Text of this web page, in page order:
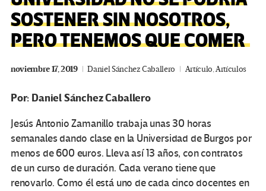
SOSTENER SIN NOSOTROS,
PERO TENEMOS QUE COMER
noviembre 17, 2019 Daniel Sánchez Caballero Artículo,Artículos
Por: Daniel Sánchez Caballero
Jesús Antonio Zamanillo trabaja unas 30 horas
semanales dando clase en la Universidad de Burgos por
menos de 600 euros. Lleva así 13 años, con contratos
de un curso de duración. Cada verano tiene que
renovarlo. Como él está uno de cada cinco docentes en